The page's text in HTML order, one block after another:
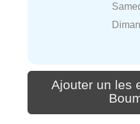
Ajouter un les